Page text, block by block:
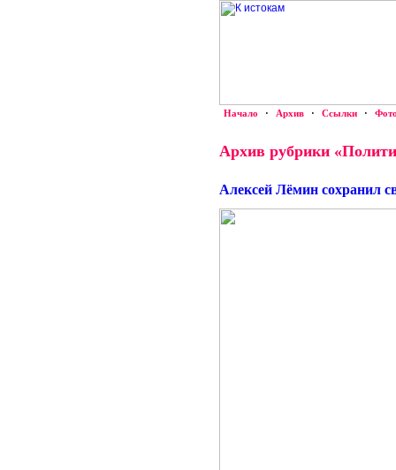
Начало · Архив · Ссылки ·
Архив рубрики
Алексей Лёмин сохранил